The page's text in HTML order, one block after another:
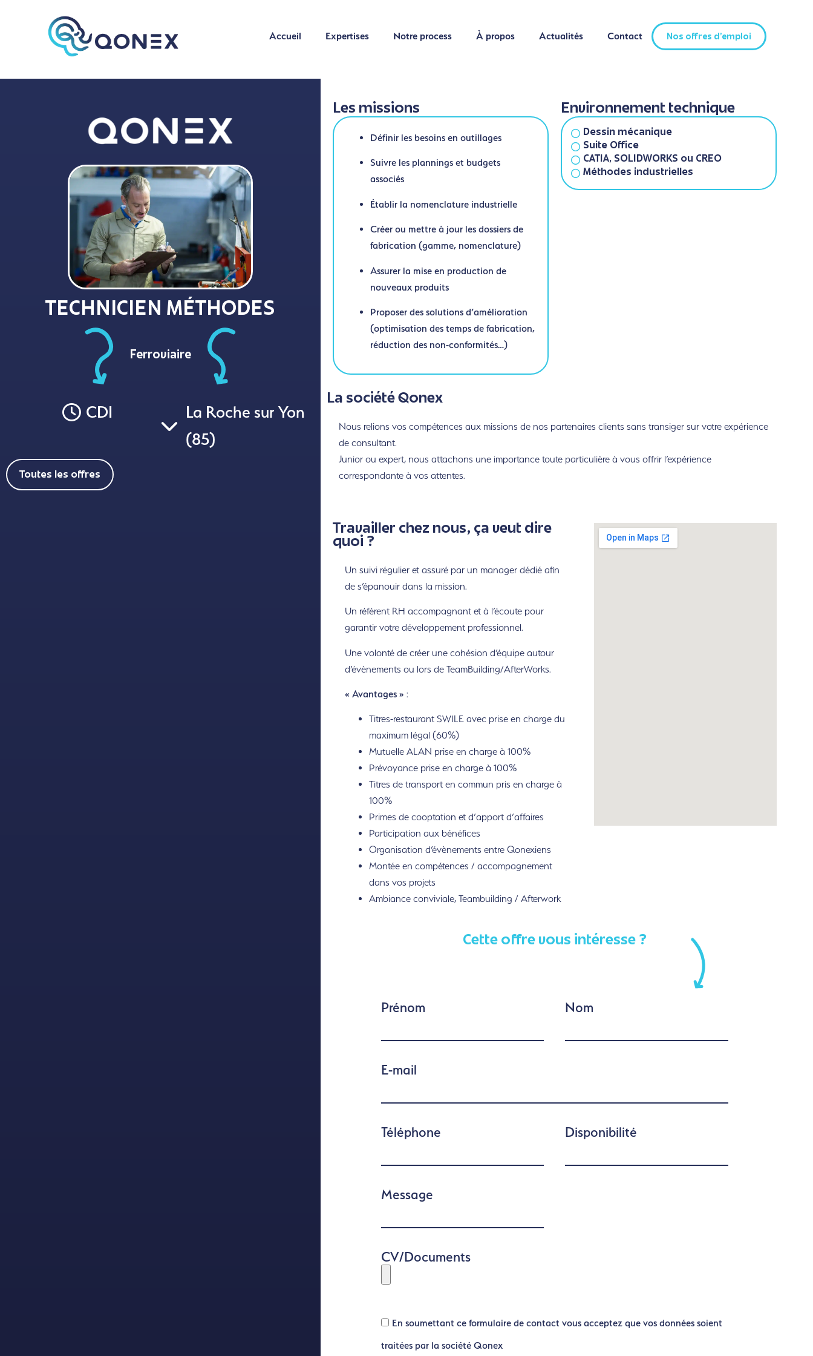
Accueil Expertises Notre process À propos Actualités Contact Nos offres d'emploi
Accueil Expertises Notre process À propos Actualités Contact Nos offres d'emploi
TECHNICIEN MÉTHODES
Ferroviaire
CDI
La Roche sur Yon
(85)
Toutes les offres
Les missions
Définir les besoins en outillages
Suivre les plannings et budgets
associés
Établir la nomenclature industrielle
Créer ou mettre à jour les dossiers de
fabrication (gamme, nomenclature)
Assurer la mise en production de
nouveaux produits
Proposer des solutions d’amélioration
(optimisation des temps de fabrication,
réduction des non-conformités…)
Environnement technique
Dessin mécanique
Suite Office
CATIA, SOLIDWORKS ou CREO
Méthodes industrielles
La société Qonex
Nous relions vos compétences aux missions de nos partenaires clients sans transiger sur votre expérience
de consultant.
Junior ou expert, nous attachons une importance toute particulière à vous offrir l’expérience
correspondante à vos attentes.
Travailler chez nous, ça veut dire
quoi ?
Un suivi régulier et assuré par un manager dédié afin
de s’épanouir dans la mission.
Un référent RH accompagnant et à l’écoute pour
garantir votre développement professionnel.
Une volonté de créer une cohésion d’équipe autour
d’évènements ou lors de TeamBuilding/AfterWorks.
« Avantages » :
Titres-restaurant SWILE avec prise en charge du
maximum légal (60%)
Mutuelle ALAN prise en charge à 100%
Prévoyance prise en charge à 100%
Titres de transport en commun pris en charge à
100%
Primes de cooptation et d’apport d’affaires
Participation aux bénéfices
Organisation d’évènements entre Qonexiens
Montée en compétences / accompagnement
dans vos projets
Ambiance conviviale, Teambuilding / Afterwork
Cette offre vous intéresse ?
Prénom Nom
E-mail
Téléphone Disponibilité
Message
CV/Documents
En soumettant ce formulaire de contact vous acceptez que vos données soient
traitées par la société Qonex